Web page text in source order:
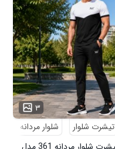
۳
تیشرت شلوار شلوار مردانه